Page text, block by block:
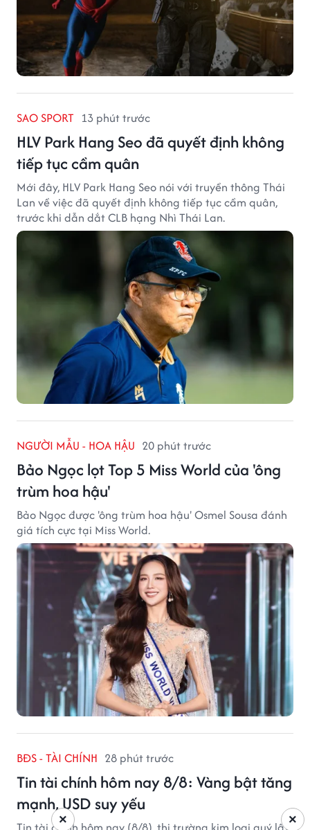
SAO SPORT 13 phút trước
HLV Park Hang Seo đã quyết định không
tiếp tục cầm quân
Mới đây, HLV Park Hang Seo nói với truyền thông Thái
Lan về việc đã quyết định không tiếp tục cầm quân,
trước khi dẫn dắt CLB hạng Nhì Thái Lan.
NGƯỜI MẪU - HOA HẬU 20 phút trước
Bảo Ngọc lọt Top 5 Miss World của 'ông
trùm hoa hậu'
Bảo Ngọc được 'ông trùm hoa hậu' Osmel Sousa đánh
giá tích cực tại Miss World.
BĐS - TÀI CHÍNH 28 phút trước
Tin tài chính hôm nay 8/8: Vàng bật tăng
mạnh, USD suy yếu
×
×